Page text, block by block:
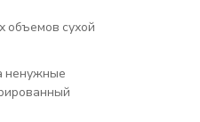
объемов сухой
ненужные